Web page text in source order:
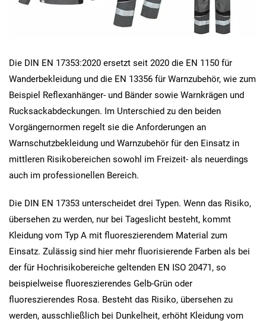
Die DIN EN 17353:2020 ersetzt seit 2020 die EN 1150 für
Wanderbekleidung und die EN 13356 für Warnzubehör, wie zum
Beispiel Reflexanhänger- und Bänder sowie Warnkrägen und
Rucksackabdeckungen. Im Unterschied zu den beiden
Vorgängernormen regelt sie die Anforderungen an
Warnschutzbekleidung und Warnzubehör für den Einsatz in
mittleren Risikobereichen sowohl im Freizeit- als neuerdings
auch im professionellen Bereich.
Die DIN EN 17353 unterscheidet drei Typen. Wenn das Risiko,
übersehen zu werden, nur bei Tageslicht besteht, kommt
Kleidung vom Typ A mit fluoreszierendem Material zum
Einsatz. Zulässig sind hier mehr fluorisierende Farben als bei
der für Hochrisikobereiche geltenden EN ISO 20471, so
beispielweise fluoreszierendes Gelb-Grün oder
fluoreszierendes Rosa. Besteht das Risiko, übersehen zu
werden, ausschließlich bei Dunkelheit, erhöht Kleidung vom